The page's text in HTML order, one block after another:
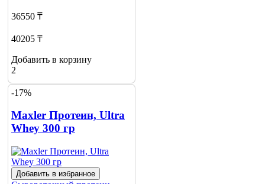
36550 ₸
40205 ₸
Добавить в корзину
2
-17%
Maxler Протеин, Ultra
Whey 300 гр
Добавить в избранное